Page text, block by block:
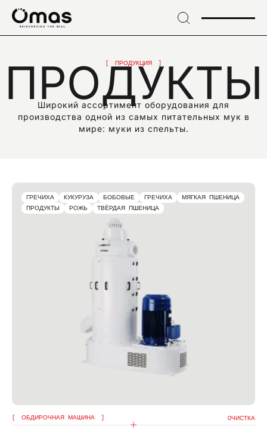
Skip
Skip
footer
ПРОДУКЦИЯ
ПРОДУКТЫ
Широкий ассортимент оборудования для
производства одной из самых питательных мук в
мире: муки из спельты.
ГРЕЧИХА КУКУРУЗА БОБОВЫЕ ГРЕЧИХА
МЯГКАЯ ПШЕНИЦА
ПРОДУКТЫ
РОЖЬ ТВЁРДАЯ ПШЕНИЦА
ОБДИРОЧНАЯ МАШИНА OЧИСТКА
Подпишитесь на
эксклюзивные
новости и
Я подтверждаю, что ознакомился с уведомлением
об обработке данных
Я подтверждаю, что ознакомился с политикой
конфиденциальности данного сайта и даю свое
согласие на рассылку компанией omas рекламных
сообщений (в том числе информационных
бюллетеней) по электронной почте со ссылками